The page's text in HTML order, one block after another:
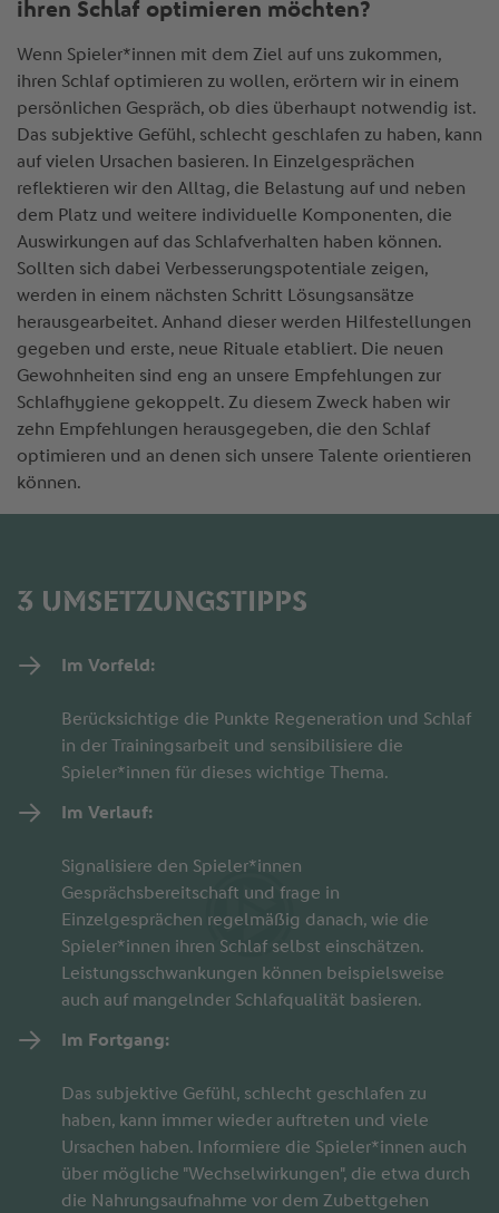
ihren Schlaf optimieren möchten?
Wenn Spieler*innen mit dem Ziel auf uns zukommen,
ihren Schlaf optimieren zu wollen, erörtern wir in einem
persönlichen Gespräch, ob dies überhaupt notwendig ist.
Das subjektive Gefühl, schlecht geschlafen zu haben, kann
auf vielen Ursachen basieren. In Einzelgesprächen
reflektieren wir den Alltag, die Belastung auf und neben
dem Platz und weitere individuelle Komponenten, die
Auswirkungen auf das Schlafverhalten haben können.
Sollten sich dabei Verbesserungspotentiale zeigen,
werden in einem nächsten Schritt Lösungsansätze
herausgearbeitet. Anhand dieser werden Hilfestellungen
gegeben und erste, neue Rituale etabliert. Die neuen
Gewohnheiten sind eng an unsere Empfehlungen zur
Schlafhygiene gekoppelt. Zu diesem Zweck haben wir
zehn Empfehlungen herausgegeben, die den Schlaf
optimieren und an denen sich unsere Talente orientieren
können.
3 UMSETZUNGSTIPPS
Im Vorfeld:
Berücksichtige die Punkte Regeneration und Schlaf
in der Trainingsarbeit und sensibilisiere die
Spieler*innen für dieses wichtige Thema.
Im Verlauf:
Signalisiere den Spieler*innen
Gesprächsbereitschaft und frage in
Einzelgesprächen regelmäßig danach, wie die
Spieler*innen ihren Schlaf selbst einschätzen.
Leistungsschwankungen können beispielsweise
auch auf mangelnder Schlafqualität basieren.
Im Fortgang:
Das subjektive Gefühl, schlecht geschlafen zu
haben, kann immer wieder auftreten und viele
Ursachen haben. Informiere die Spieler*innen auch
über mögliche "Wechselwirkungen", die etwa durch
die Nahrungsaufnahme vor dem Zubettgehen